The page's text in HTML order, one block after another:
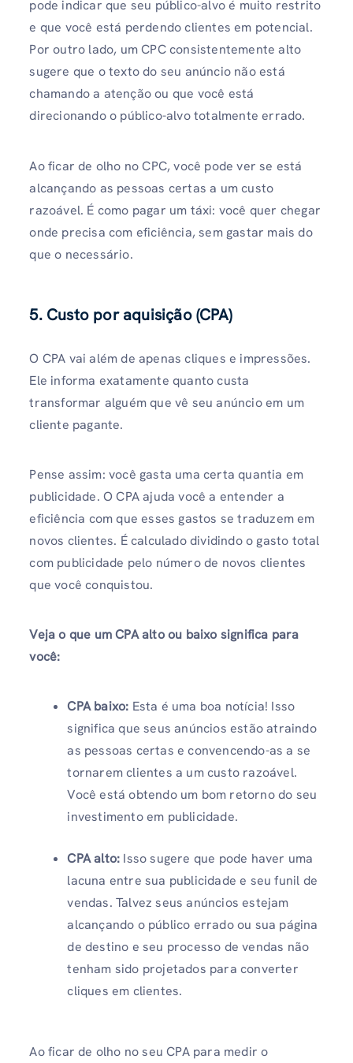
pode indicar que seu público-alvo é muito restrito
e que você está perdendo clientes em potencial.
Por outro lado, um CPC consistentemente alto
sugere que o texto do seu anúncio não está
chamando a atenção ou que você está
direcionando o público-alvo totalmente errado.
Ao ficar de olho no CPC, você pode ver se está
alcançando as pessoas certas a um custo
razoável. É como pagar um táxi: você quer chegar
onde precisa com eficiência, sem gastar mais do
que o necessário.
5. Custo por aquisição (CPA)
O CPA vai além de apenas cliques e impressões.
Ele informa exatamente quanto custa
transformar alguém que vê seu anúncio em um
cliente pagante.
Pense assim: você gasta uma certa quantia em
publicidade. O CPA ajuda você a entender a
eficiência com que esses gastos se traduzem em
novos clientes. É calculado dividindo o gasto total
com publicidade pelo número de novos clientes
que você conquistou.
Veja o que um CPA alto ou baixo significa para
você:
CPA baixo: Esta é uma boa notícia! Isso
significa que seus anúncios estão atraindo
as pessoas certas e convencendo-as a se
tornarem clientes a um custo razoável.
Você está obtendo um bom retorno do seu
investimento em publicidade.
CPA alto: Isso sugere que pode haver uma
lacuna entre sua publicidade e seu funil de
vendas. Talvez seus anúncios estejam
alcançando o público errado ou sua página
de destino e seu processo de vendas não
tenham sido projetados para converter
cliques em clientes.
Ao ficar de olho no seu CPA para medir o